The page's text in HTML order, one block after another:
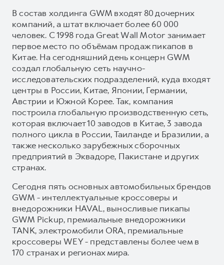
В состав холдинга GWM входят 80 дочерних
компаний, а штат включает более 60 000
человек. С 1998 года Great Wall Motor занимает
первое место по объёмам продаж пикапов в
Китае. На сегодняшний день концерн GWM
создал глобальную сеть научно-
исследовательских подразделений, куда входят
центры в России, Китае, Японии, Германии,
Австрии и Южной Корее. Так, компания
построила глобальную производственную сеть,
которая включает 10 заводов в Китае, 3 завода
полного цикла в России, Таиланде и Бразилии, а
также несколько зарубежных сборочных
предприятий в Эквадоре, Пакистане и других
странах.
Сегодня пять основных автомобильных брендов
GWM - интеллектуальные кроссоверы и
внедорожники HAVAL, выносливые пикапы
GWM Pickup, премиальные внедорожники
TANK, электромобили ORA, премиальные
кроссоверы WEY - представлены более чем в
170 странах и регионах мира.